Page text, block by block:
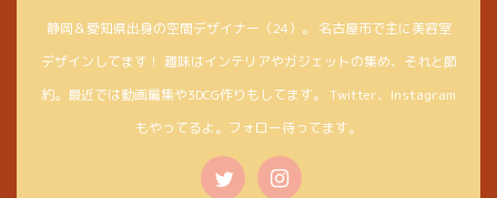
静岡＆愛知県出身の空間デザイナー（24）。 名古屋市で主に美容室
デザインしてます！ 趣味はインテリアやガジェットの集め、それと節
約。最近では動画編集や3DCG作りもしてます。 Twitter、Instagram
もやってるよ。フォロー待ってます。